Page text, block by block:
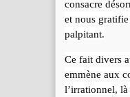
consacre
et nous
palpitant.
Ce fait divers
emmène aux
l’irrationnel,